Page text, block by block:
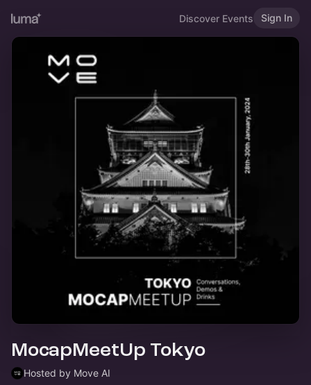
Discover Events Sign In
MocapMeetUp Tokyo
Hosted by Move AI